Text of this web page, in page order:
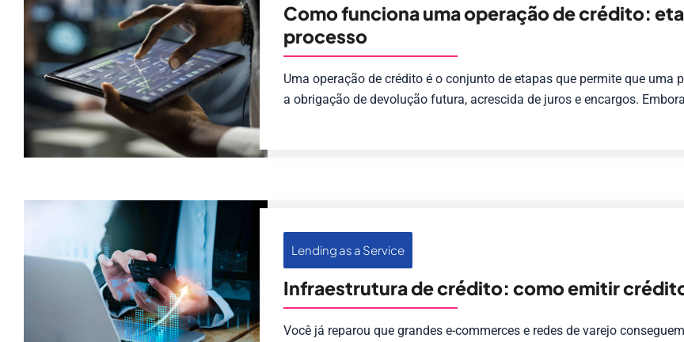
Como funciona uma operação de crédito:
processo
Uma operação de crédito é o conjunto de etapas que permite que
a obrigação de devolução futura, acrescida de juros e encargos.
Lending as a Service
Infraestrutura de crédito: como emitir
Você já reparou que grandes e-commerces e redes de varejo